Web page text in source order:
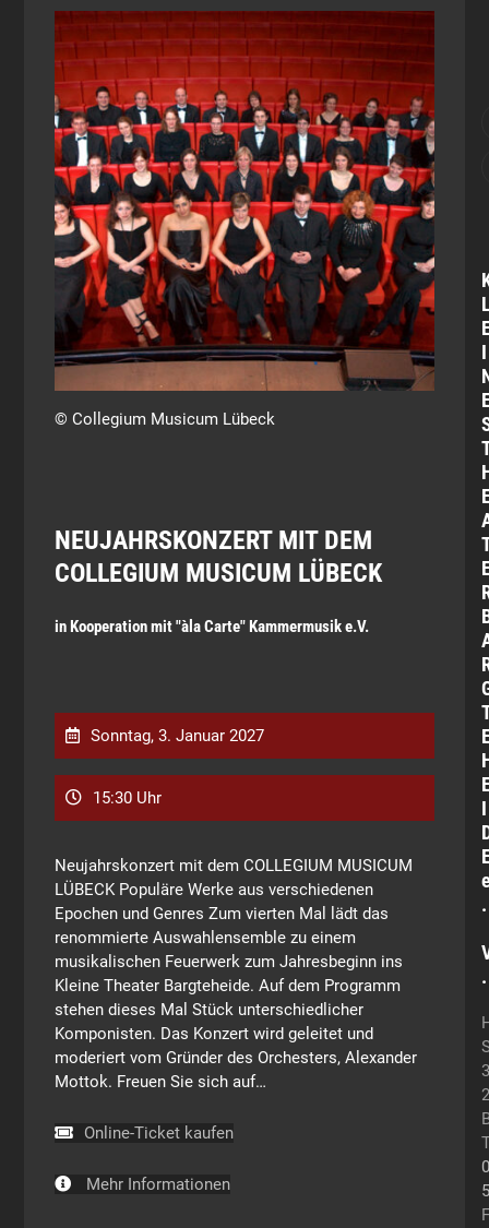
© Collegium Musicum Lübeck
NEUJAHRSKONZERT MIT DEM
COLLEGIUM MUSICUM LÜBECK
in Kooperation mit "àla Carte" Kammermusik e.V.
Sonntag, 3. Januar 2027
15:30 Uhr
Neujahrskonzert mit dem COLLEGIUM MUSICUM
LÜBECK Populäre Werke aus verschiedenen
Epochen und Genres Zum vierten Mal lädt das
renommierte Auswahlensemble zu einem
musikalischen Feuerwerk zum Jahresbeginn ins
Kleine Theater Bargteheide. Auf dem Programm
stehen dieses Mal Stück unterschiedlicher
Komponisten. Das Konzert wird geleitet und
moderiert vom Gründer des Orchesters, Alexander
Mottok. Freuen Sie sich auf…
Online-Ticket kaufen
Mehr Informationen
I
I
.
.
3